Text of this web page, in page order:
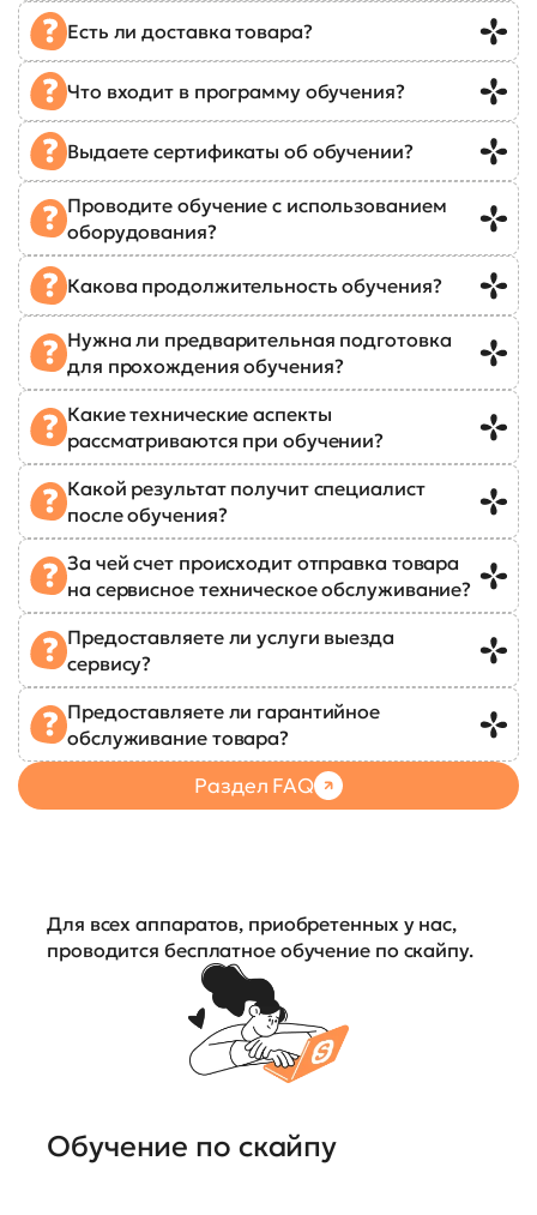
Есть ли доставка товара?
Что входит в программу обучения?
Выдаете сертификаты об обучении?
Проводите обучение с использованием
оборудования?
Какова продолжительность обучения?
Нужна ли предварительная подготовка
для прохождения обучения?
Какие технические аспекты
рассматриваются при обучении?
Какой результат получит специалист
после обучения?
За чей счет происходит отправка товара
на сервисное техническое обслуживание?
Предоставляете ли услуги выезда
сервису?
Предоставляете ли гарантийное
обслуживание товара?
Раздел FAQ
Для всех аппаратов, приобретенных у нас,
проводится бесплатное обучение по скайпу.
Обучение по скайпу